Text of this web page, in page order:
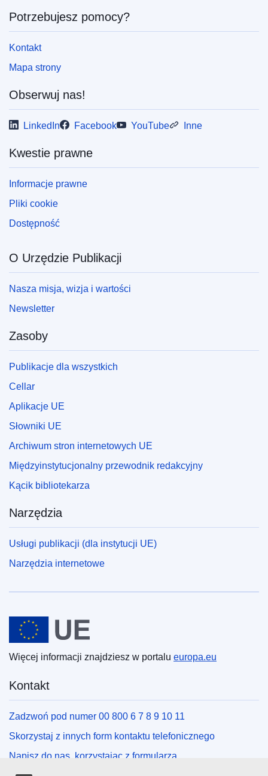
Potrzebujesz pomocy?
Kontakt
Mapa strony
Obserwuj nas!
LinkedIn Facebook YouTube Inne
Kwestie prawne
Informacje prawne
Pliki cookie
Dostępność
O Urzędzie Publikacji
Nasza misja, wizja i wartości
Newsletter
Zasoby
Publikacje dla wszystkich
Cellar
Aplikacje UE
Słowniki UE
Archiwum stron internetowych UE
Międzyinstytucjonalny przewodnik redakcyjny
Kącik bibliotekarza
Narzędzia
Usługi publikacji (dla instytucji UE)
Narzędzia internetowe
Unia Europejska
Więcej informacji znajdziesz w portalu europa.eu
Kontakt
Zadzwoń pod numer 00 800 6 7 8 9 10 11
Skorzystaj z innych form kontaktu telefonicznego
Napisz do nas, korzystając z formularza